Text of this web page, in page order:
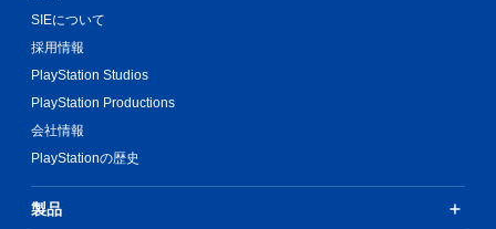
SIEについて
採用情報
PlayStation Studios
PlayStation Productions
会社情報
PlayStationの歴史
製品